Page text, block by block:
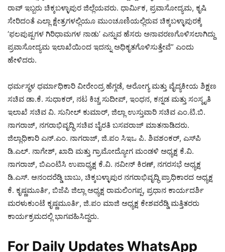
ರಾವ್ ಇಬ್ಬರು ಚಿಕ್ಕಬಳ್ಳಾಪುರ ಜಿಲ್ಲೆಯವರು. ಧಾರ್ಮಿಕ, ಪ್ರವಾಸೋದ್ಯಮ, ಕೃಷಿ
ಸೇರಿದಂತೆ ಎಲ್ಲಾ ಕ್ಷೇತ್ರಗಳಲ್ಲಿಯೂ ಮುಂಚೂಣಿಯಲ್ಲಿರುವ ಚಿಕ್ಕಬಳ್ಳಾಪುರಕ್ಕೆ
‘ಫಲಪುಷ್ಪಗಳ ಗಿರಿಧಾಮಗಳ ನಾಡು’ ಎನ್ನುವ ಹೆಸರು ಅನಾವರಣಗೊಳಿಸಲಾಗಿದ್ದು
ಪ್ರವಾಸೋದ್ಯಮ ಇಲಾಖೆಯಿಂದ ಇದನ್ನು ಅಧಿಕೃತಗೊಳಿಸುತ್ತೇವೆ” ಎಂದು
ಹೇಳಿದರು.
ಧರ್ಮಸ್ಥಳ ಧರ್ಮಾಧಿಕಾರಿ ವೀರೇಂದ್ರ ಹೆಗ್ಗಡೆ, ಆರೋಗ್ಯ ಮತ್ತು ವೈದ್ಯಕೀಯ ಶಿಕ್ಷಣ
ಸಚಿವ ಡಾ.ಕೆ. ಸುಧಾಕರ್, ನಟ ಕಿಚ್ಚ ಸುದೀಪ್, ಇಂಧನ, ಕನ್ನಡ ಮತ್ತು ಸಂಸ್ಕೃತಿ
ಇಲಾಖೆ ಸಚಿವ ವಿ. ಸುನೀಲ್ ಕುಮಾರ್, ಜಿಲ್ಲಾ ಉಸ್ತುವಾರಿ ಸಚಿವ ಎಂ.ಟಿ.ಬಿ.
ನಾಗರಾಜ್, ನಗರಾಭಿವೃದ್ಧಿ ಸಚಿವ ಬೈರತಿ ಬಸವರಾಜ್ ಮಾತನಾಡಿದರು.
ಜಿಲ್ಲಾಧಿಕಾರಿ ಎನ್‌.ಎಂ. ನಾಗರಾಜ್, ಜಿ.ಪಂ ಸಿಇಒ ಪಿ. ಶಿವಶಂಕರ್, ಎಸ್‌ಪಿ
ಡಿ.ಎಲ್. ನಾಗೇಶ್, ಖಾದಿ ಮತ್ತು ಗ್ರಾಮೋದ್ಯೋಗ ಮಂಡಳಿ ಅಧ್ಯಕ್ಷ ಕೆ.ವಿ.
ನಾಗರಾಜ್, ಬಿಎಂಟಿಸಿ ಉಪಾಧ್ಯಕ್ಷ ಕೆ.ವಿ. ನವೀನ್ ಕಿರಣ್, ನಗರಸಭೆ ಅಧ್ಯಕ್ಷ
ಡಿ.ಎಸ್. ಆನಂದರೆಡ್ಡಿ ಬಾಬು, ಚಿಕ್ಕಬಳ್ಳಾಪುರ ನಗರಾಭಿವೃದ್ಧಿ ಪ್ರಾಧಿಕಾರದ ಅಧ್ಯಕ್ಷ
ಕೆ. ಕೃಷ್ಣಮೂರ್ತಿ, ಬಿಜೆಪಿ ಜಿಲ್ಲಾ ಅಧ್ಯಕ್ಷ ರಾಮಲಿಂಗಪ್ಪ, ಪ್ರಧಾನ ಕಾರ್ಯದರ್ಶಿ
ಮರಳುಕುಂಟೆ ಕೃಷ್ಣಮೂರ್ತಿ, ಜಿ.ಪಂ ಮಾಜಿ ಅಧ್ಯಕ್ಷ ಕೇಶವರೆಡ್ಡಿ ಮತ್ತಿತರರು
ಕಾರ್ಯಕ್ರಮದಲ್ಲಿ ಭಾಗವಹಿಸಿದ್ದರು.
For Daily Updates WhatsApp